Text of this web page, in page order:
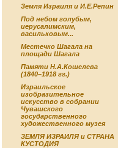
Земля Израиля и И.Е.Репин
Под небом голубым,
иерусалимским,
васильковым...
Местечко Шагала на
площади Шагала
Памяти Н.А.Кошелева
(1840–1918 гг.)
Израильское
изобразительное
искусство в собрании
Чувашского
государственного
художественного музея
ЗЕМЛЯ ИЗРАИЛЯ и СТРАНА
КУСТОДИЯ